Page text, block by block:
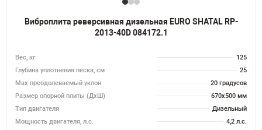
Виброплита реверсивная дизельная EURO SHATAL RP-
2013-40D 084172.1
Вес, кг
125
Глубина уплотнения песка, см
25
Max преодолеваемый уклон
20 градусов
Размер опорной плиты (ДхШ)
670х500 мм
Тип двигателя
Дизельный
Мощность двигателя, л.с.
4,2 л.с.